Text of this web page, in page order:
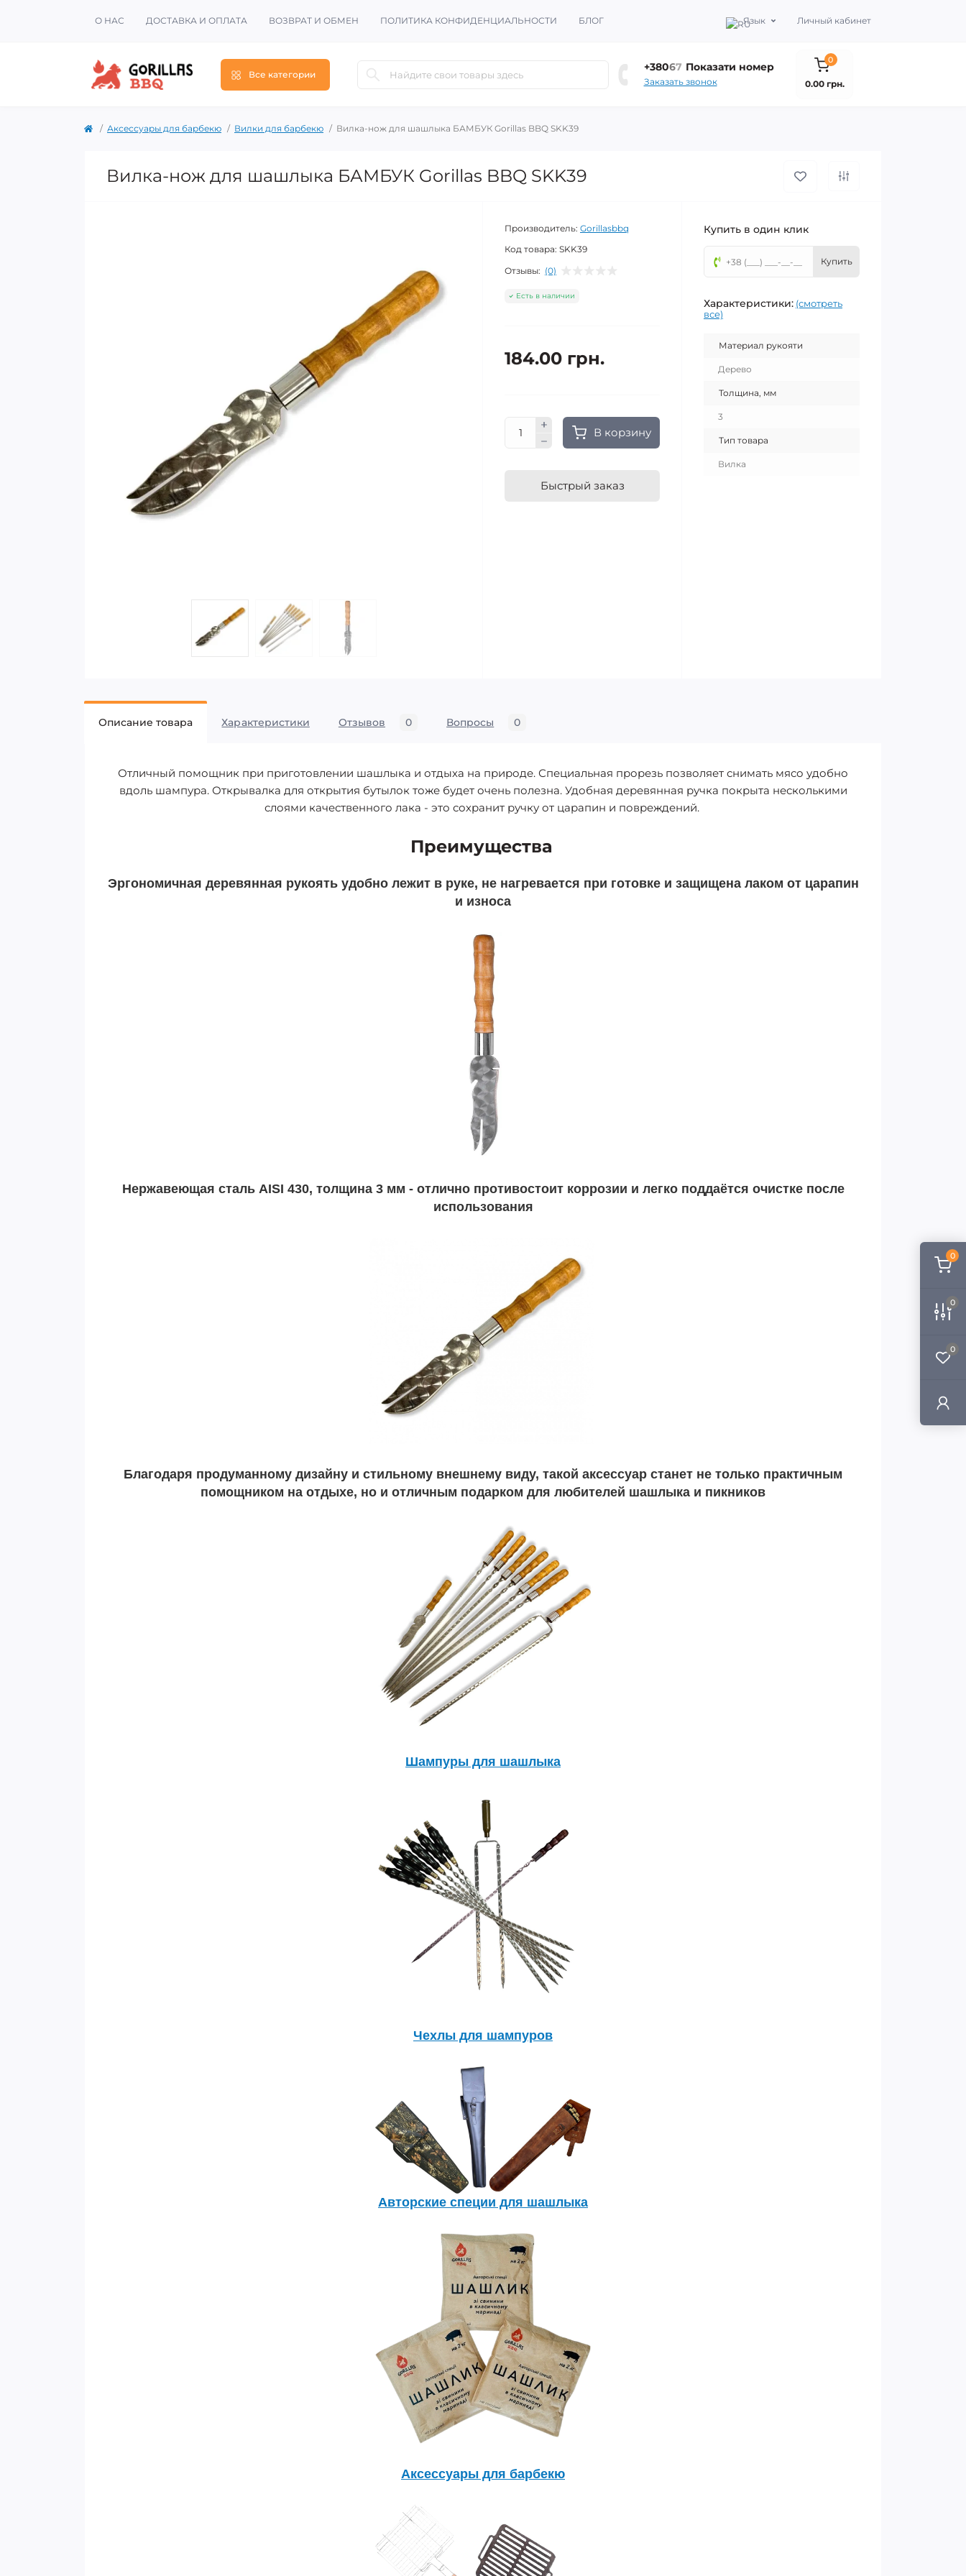
0
0
0
О НАС ДОСТАВКА И ОПЛАТА ВОЗВРАТ И ОБМЕН ПОЛИТИКА КОНФИДЕНЦИАЛЬНОСТИ БЛОГ Язык Личный кабинет
Все категории
+38067 Показати номер
Заказать звонок
0
0.00 грн.
Аксессуары для барбекю Вилки для барбекю Вилка-нож для шашлыка БАМБУК Gorillas BBQ SKK39
Вилка-нож для шашлыка БАМБУК Gorillas BBQ SKK39
Производитель: Gorillasbbq
Код товара: SKK39
Отзывы: (0)
Есть в наличии
184.00 грн.
В корзину
Быстрый заказ
Купить в один клик
Купить
Характеристики: (смотреть
все)
Материал рукояти
Дерево
Толщина, мм
3
Тип товара
Вилка
Описание товара Характеристики Отзывов 0 Вопросы 0
Отличный помощник при приготовлении шашлыка и отдыха на природе. Специальная прорезь позволяет снимать мясо удобно
вдоль шампура. Открывалка для открытия бутылок тоже будет очень полезна. Удобная деревянная ручка покрыта несколькими
слоями качественного лака - это сохранит ручку от царапин и повреждений.
Преимущества
Эргономичная деревянная рукоять удобно лежит в руке, не нагревается при готовке и защищена лаком от царапин
и износа
Нержавеющая сталь AISI 430, толщина 3 мм - отлично противостоит коррозии и легко поддаётся очистке после
использования
Благодаря продуманному дизайну и стильному внешнему виду, такой аксессуар станет не только практичным
помощником на отдыхе, но и отличным подарком для любителей шашлыка и пикников
Шампуры для шашлыка
Чехлы для шампуров
Авторские специи для шашлыка
Аксессуары для барбекю